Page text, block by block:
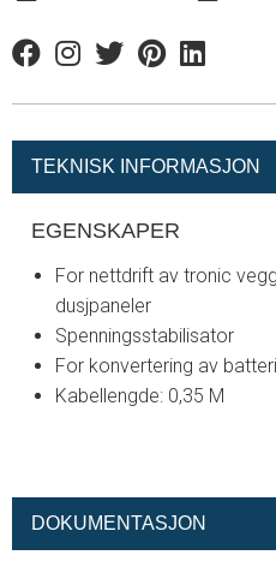
FacebookInstagram
TwitterPinterestLinkedin
TEKNISK INFORMASJON
EGENSKAPER
For nettdrift av tronic
dusjpaneler
Spenningsstabilisator
For konvertering av
Kabellengde: 0,35 M
DOKUMENTASJON